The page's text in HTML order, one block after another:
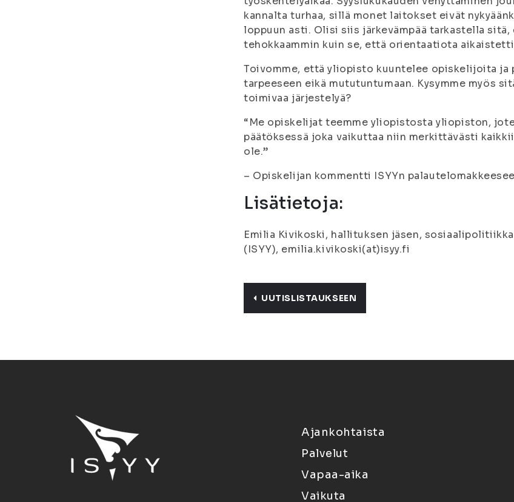
kannalta turhaa, sillä monet laitokset eivät
loppuun asti. Olisi siis järkevämpää tarkastella
tehokkaammin kuin se, että orientaatiota
Toivomme, että yliopisto kuuntelee opiskelijoita ja
tarpeeseen eikä mututuntumaan. Kysymme myös
toimivaa järjestelyä?
“Me opiskelijat teemme yliopistosta yliopiston,
päätöksessä joka vaikuttaa niin merkittävästi
ole.”
– Opiskelijan kommentti ISYYn
Lisätietoja:
Emilia Kivikoski, hallituksen jäsen,
(ISYY), emilia.kivikoski(at)isyy.fi
UUTISLISTAUKSEEN
Ajankohtaista
Palvelut
Vapaa-aika
Vaikuta